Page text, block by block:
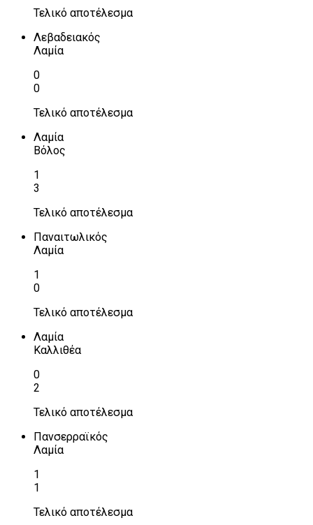
Τελικό αποτέλεσμα
Λεβαδειακός
Λαμία
0
0
Τελικό αποτέλεσμα
Λαμία
Βόλος
1
3
Τελικό αποτέλεσμα
Παναιτωλικός
Λαμία
1
0
Τελικό αποτέλεσμα
Λαμία
Καλλιθέα
0
2
Τελικό αποτέλεσμα
Πανσερραϊκός
Λαμία
1
1
Τελικό αποτέλεσμα